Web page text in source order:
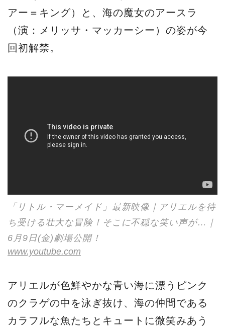
アー＝キング）と、海の魔女のアースラ
（演：メリッサ・マッカーシー）の姿が今
回初解禁。
「リトル・マーメイド」最新映像｜アリエルを待
ち受ける壮大な冒険！そこに不穏な笑い声が…｜
6月9日(金)劇場公開！
www.youtube.com
アリエルが色鮮やかな青い海に漂うピンク
のクラゲの中を泳ぎ抜け、海の仲間である
カラフルな魚たちとキュートに微笑みあう